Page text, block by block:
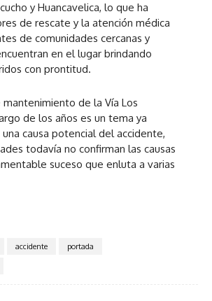
y Huancavelica, lo que ha
de rescate y la atención médica
de comunidades cercanas y
en el lugar brindando
con prontitud.
de la Vía Los
de los años es un tema ya
causa potencial del accidente,
todavía no confirman las causas
suceso que enluta a varias
accidente
portada